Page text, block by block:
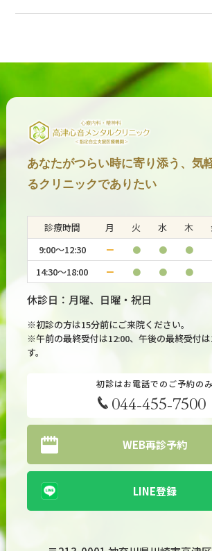
あなたがつらい時に寄り添う、気
るクリニックでありたい
診療時間 月 火 水 木
9:00～12:30
ー ● ● ●
14:30～18:00 ー ● ● ●
休診日：月曜、日曜・祝日
※初診の方は15分前にご来院ください。
※午前の最終受付は12:00、午後の最終受付は
す。
初診はお電話でのご予約のみ
044-455-7500
WEB再診予約
LINE登録